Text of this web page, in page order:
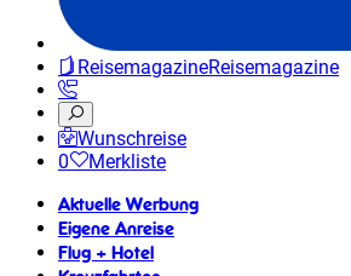
ReisemagazineReisemagazine
Wunschreise
0
Merkliste
Aktuelle Werbung
Eigene Anreise
Flug + Hotel